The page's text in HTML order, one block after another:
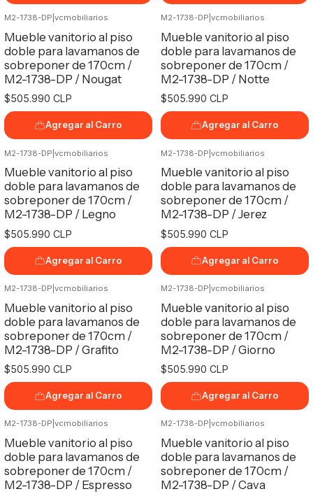
M2-1738-DP vcmobiliarios
Mueble vanitorio al piso
doble para lavamanos de
sobreponer de 170cm /
M2-1738-DP / Nougat
$505.990 CLP
Agregar al Carro
M2-1738-DP vcmobiliarios
Mueble vanitorio al piso
doble para lavamanos de
sobreponer de 170cm /
M2-1738-DP / Notte
$505.990 CLP
Agregar al Carro
M2-1738-DP vcmobiliarios
Mueble vanitorio al piso
doble para lavamanos de
sobreponer de 170cm /
M2-1738-DP / Legno
$505.990 CLP
Agregar al Carro
M2-1738-DP vcmobiliarios
Mueble vanitorio al piso
doble para lavamanos de
sobreponer de 170cm /
M2-1738-DP / Jerez
$505.990 CLP
Agregar al Carro
M2-1738-DP vcmobiliarios
Mueble vanitorio al piso
doble para lavamanos de
sobreponer de 170cm /
M2-1738-DP / Grafito
$505.990 CLP
Agregar al Carro
M2-1738-DP vcmobiliarios
Mueble vanitorio al piso
doble para lavamanos de
sobreponer de 170cm /
M2-1738-DP / Giorno
$505.990 CLP
Agregar al Carro
M2-1738-DP vcmobiliarios
Mueble vanitorio al piso
doble para lavamanos de
sobreponer de 170cm /
M2-1738-DP / Espresso
M2-1738-DP vcmobiliarios
Mueble vanitorio al piso
doble para lavamanos de
sobreponer de 170cm /
M2-1738-DP / Cava